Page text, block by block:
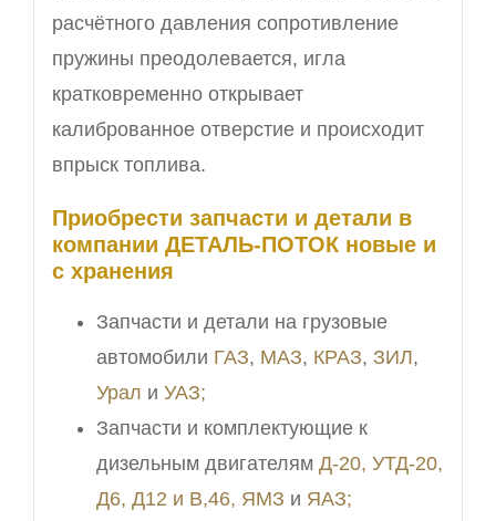
расчётного давления сопротивление
пружины преодолевается, игла
кратковременно открывает
калиброванное отверстие и происходит
впрыск топлива.
Приобрести запчасти и детали в
компании ДЕТАЛЬ-ПОТОК новые и
с хранения
Запчасти и детали на грузовые
автомобили ГАЗ, МАЗ, КРАЗ, ЗИЛ,
Урал и УАЗ;
Запчасти и комплектующие к
дизельным двигателям Д-20, УТД-20,
Д6, Д12 и В,46, ЯМЗ и ЯАЗ;